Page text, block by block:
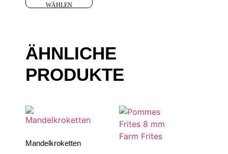
WÄHLEN
ÄHNLICHE
PRODUKTE
Mandelkroketten